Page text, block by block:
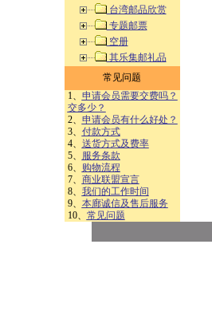
台湾邮品欣赏
专题邮票
空册
其乐集邮礼品
常见问题
1、 申请会员需要交费吗？
交多少？
2、 申请会员有什么好处？
3、 付款方式
4、 送货方式及费率
5、
服务条款
6、
购物流程
7、 商业联盟宣言
8、 我们的工作时间
9、 本廊诚信及售后服务
10、 常见问题